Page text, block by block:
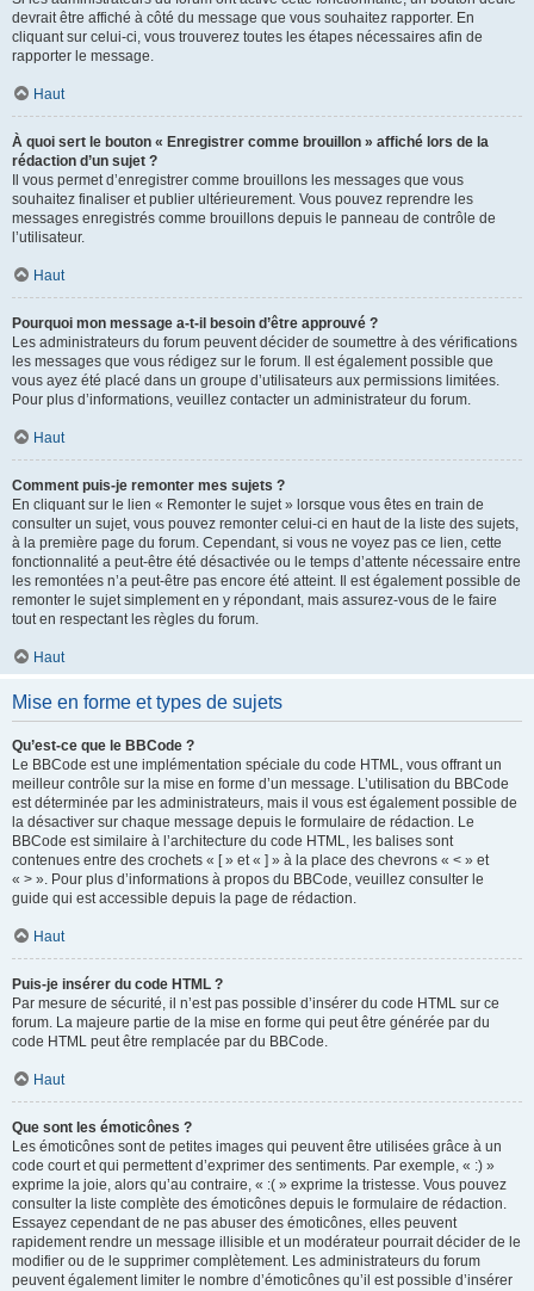
devrait être affiché à côté du message que vous souhaitez rapporter. En
cliquant sur celui-ci, vous trouverez toutes les étapes nécessaires afin de
rapporter le message.
Haut
À quoi sert le bouton « Enregistrer comme brouillon » affiché lors de la
rédaction d’un sujet ?
Il vous permet d’enregistrer comme brouillons les messages que vous
souhaitez finaliser et publier ultérieurement. Vous pouvez reprendre les
messages enregistrés comme brouillons depuis le panneau de contrôle de
l’utilisateur.
Haut
Pourquoi mon message a-t-il besoin d’être approuvé ?
Les administrateurs du forum peuvent décider de soumettre à des vérifications
les messages que vous rédigez sur le forum. Il est également possible que
vous ayez été placé dans un groupe d’utilisateurs aux permissions limitées.
Pour plus d’informations, veuillez contacter un administrateur du forum.
Haut
Comment puis-je remonter mes sujets ?
En cliquant sur le lien « Remonter le sujet » lorsque vous êtes en train de
consulter un sujet, vous pouvez remonter celui-ci en haut de la liste des sujets,
à la première page du forum. Cependant, si vous ne voyez pas ce lien, cette
fonctionnalité a peut-être été désactivée ou le temps d’attente nécessaire entre
les remontées n’a peut-être pas encore été atteint. Il est également possible de
remonter le sujet simplement en y répondant, mais assurez-vous de le faire
tout en respectant les règles du forum.
Haut
Mise en forme et types de sujets
Qu’est-ce que le BBCode ?
Le BBCode est une implémentation spéciale du code HTML, vous offrant un
meilleur contrôle sur la mise en forme d’un message. L’utilisation du BBCode
est déterminée par les administrateurs, mais il vous est également possible de
la désactiver sur chaque message depuis le formulaire de rédaction. Le
BBCode est similaire à l’architecture du code HTML, les balises sont
contenues entre des crochets « [ » et « ] » à la place des chevrons « < » et
« > ». Pour plus d’informations à propos du BBCode, veuillez consulter le
guide qui est accessible depuis la page de rédaction.
Haut
Puis-je insérer du code HTML ?
Par mesure de sécurité, il n’est pas possible d’insérer du code HTML sur ce
forum. La majeure partie de la mise en forme qui peut être générée par du
code HTML peut être remplacée par du BBCode.
Haut
Que sont les émoticônes ?
Les émoticônes sont de petites images qui peuvent être utilisées grâce à un
code court et qui permettent d’exprimer des sentiments. Par exemple, « :) »
exprime la joie, alors qu’au contraire, « :( » exprime la tristesse. Vous pouvez
consulter la liste complète des émoticônes depuis le formulaire de rédaction.
Essayez cependant de ne pas abuser des émoticônes, elles peuvent
rapidement rendre un message illisible et un modérateur pourrait décider de le
modifier ou de le supprimer complètement. Les administrateurs du forum
peuvent également limiter le nombre d’émoticônes qu’il est possible d’insérer